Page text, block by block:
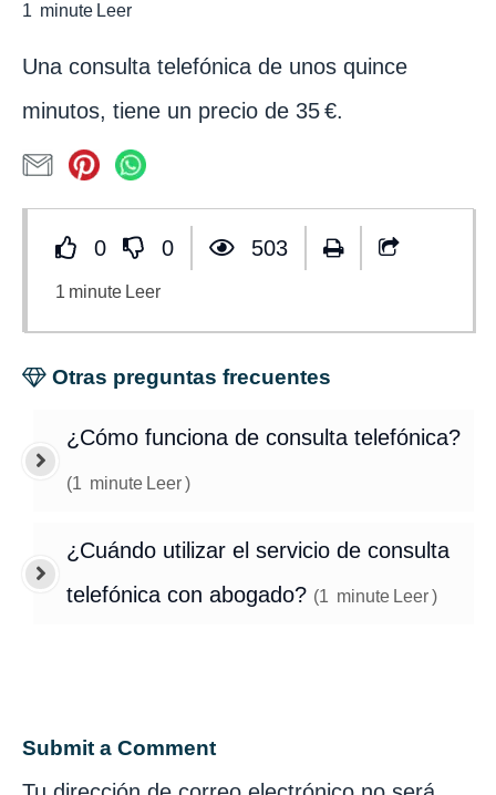
1 minute Leer
Una consulta telefónica de unos quince
minutos, tiene un precio de 35 €.
0 0 503
1 minute Leer
Otras preguntas frecuentes
¿Cómo funciona de consulta telefónica?
(1 minute Leer)
¿Cuándo utilizar el servicio de consulta
telefónica con abogado? (1 minute Leer)
Submit a Comment